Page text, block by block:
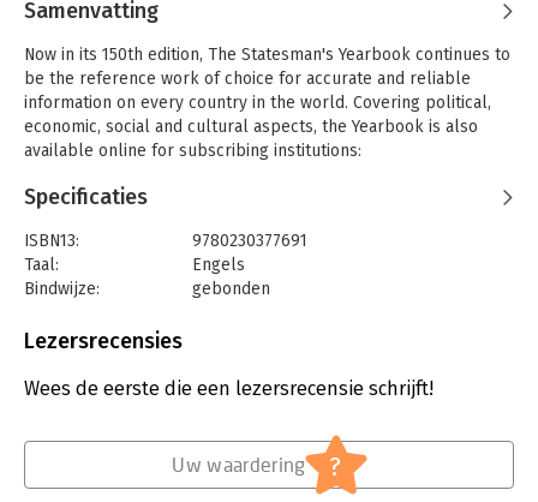
Samenvatting
Now in its 150th edition, The Statesman's Yearbook continues to
be the reference work of choice for accurate and reliable
information on every country in the world. Covering political,
economic, social and cultural aspects, the Yearbook is also
available online for subscribing institutions:
Specificaties
ISBN13:
9780230377691
Taal:
Engels
Bindwijze:
gebonden
Verschijningsdatum:
Hoofdrubriek:
Mens en maatschappij
Lezersrecensies
Wees de eerste die een lezersrecensie schrijft!
Uw waardering ?